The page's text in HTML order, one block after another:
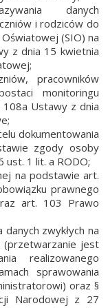
danych
i rodziców do
(SIO) na
z dnia 15 kwietnia
pracowników
monitoringu
Ustawy z dnia
dokumentowania
zgody osoby
1 lit. a RODO;
na podstawie art.
prawnego
art. 103 Prawo
zwykłych na
(przetwarzanie jest
realizowanego
sprawowania
oraz §
Narodowej z 27